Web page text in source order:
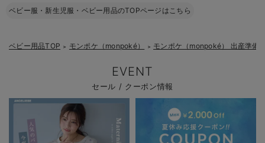
ベビー服・新生児服・ベビー用品のTOPページはこちら
ベビー用品TOP ＞ モンポケ（monpoké） ＞ モンポケ（monpoké） 出産準備
EVENT
セール / クーポン情報